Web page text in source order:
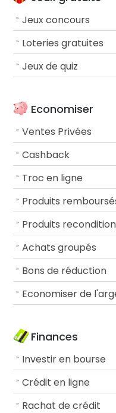
Jeux concours
Loteries gratuites
Jeux de quiz
Economiser
Ventes Privées
Cashback
Troc en ligne
Produits
Produits
Achats groupés
Bons de réduction
Economiser de
Finances
Investir en bourse
Crédit en ligne
Rachat de crédit